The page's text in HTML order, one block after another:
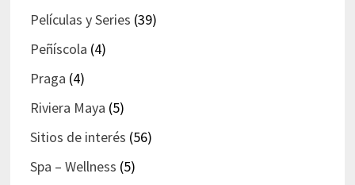
Películas y Series (39)
Peñíscola (4)
Praga (4)
Riviera Maya (5)
Sitios de interés (56)
Spa – Wellness (5)